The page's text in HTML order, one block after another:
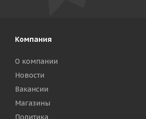
Компания
О компании
Новости
Вакансии
Магазины
Политика